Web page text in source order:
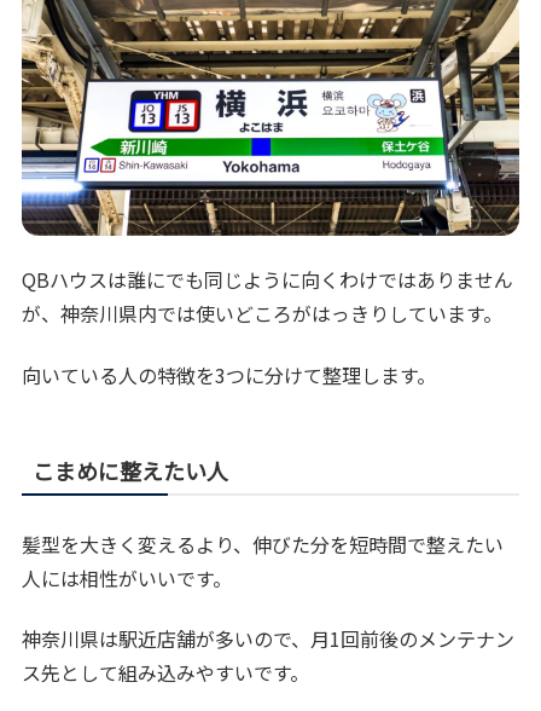
QBハウスは誰にでも同じように向くわけではありません
が、神奈川県内では使いどころがはっきりしています。
向いている人の特徴を3つに分けて整理します。
こまめに整えたい人
髪型を大きく変えるより、伸びた分を短時間で整えたい
人には相性がいいです。
神奈川県は駅近店舗が多いので、月1回前後のメンテナン
ス先として組み込みやすいです。